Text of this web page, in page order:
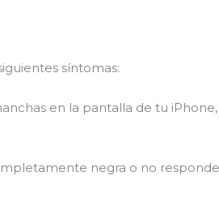
síntomas:
en la pantalla de tu
negra o no